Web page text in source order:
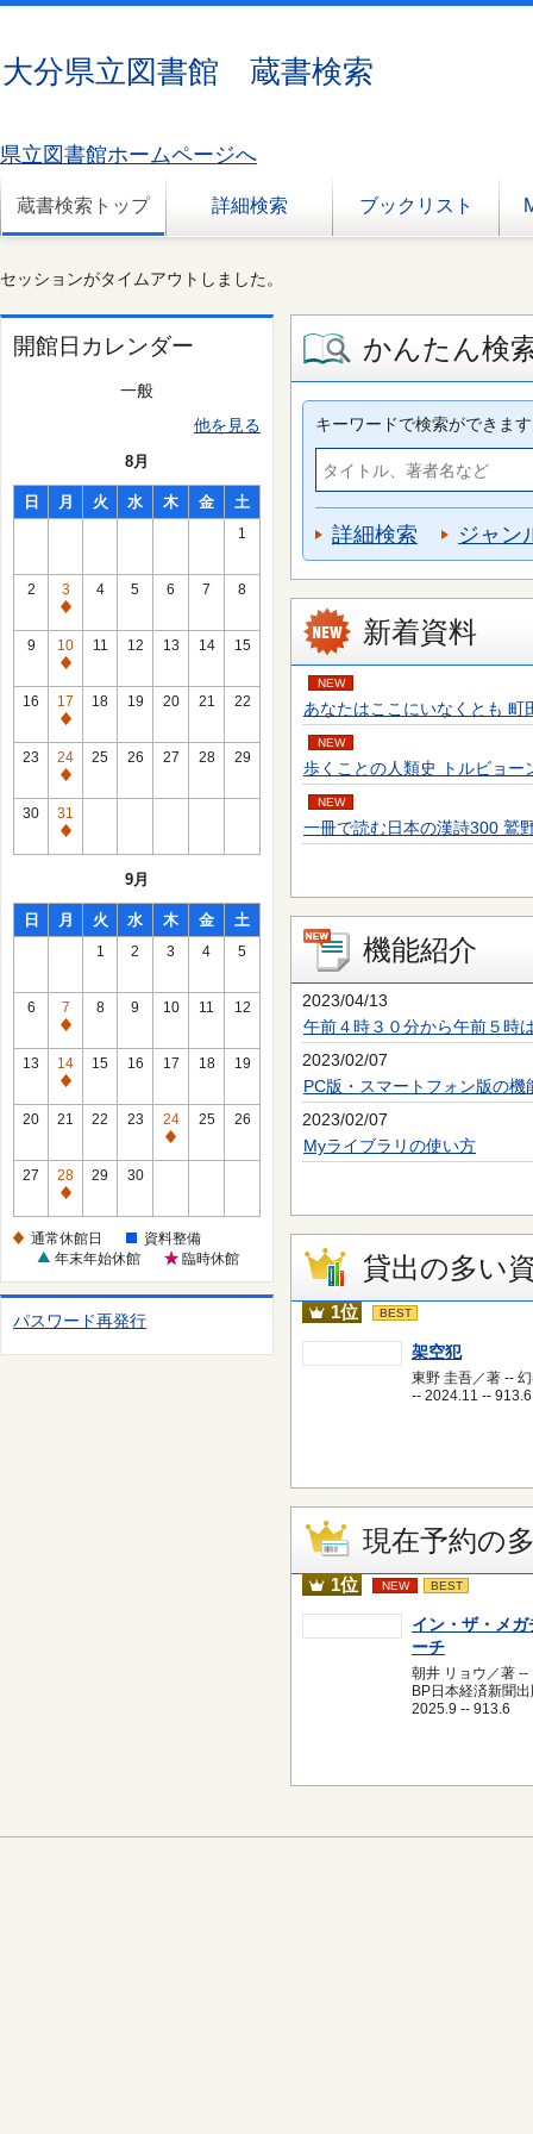
大分県立図書館 蔵書検索
県立図書館ホームページへ
蔵書検索トップ 詳細検索 ブックリスト
セッションがタイムアウトしました。
開館日カレンダー
一般
他を見る
8月
日 月 火 水 木 金 土
1
2
3
通
常
休
館
日
4 5 6 7 8
9
10
通
常
休
館
日
11 12 13 14 15
16
17
通
常
休
館
日
18 19 20 21 22
23
24
通
常
休
館
25 26 27 28 29
30
31
通
館
日
9月
日 月 火 水 木 金 土
1 2 3 4 5
6
7
通
常
休
館
8 9 10 11 12
13
14
通
常
館
日
15 16 17 18 19
20 21 22 23
24
通
館
日
25 26
27
28
通
休
日
29 30
通常休館日
資料整備
年末年始休館
臨時休館
パスワード再発行
かんたん検
キーワードで検索ができます
詳細検索 ジャン
新着資料
NEW
あなたはここにいなくとも
NEW
歩くことの人類史 トルビョ
NEW
一冊で読む日本の漢詩300 鷲
機能紹介
2023/04/13
午前４時３０分から午前５時
2023/02/07
PC版・スマートフォン版の機
2023/02/07
Myライブラリの使い方
貸出の多い
1位 BEST
架空犯
東野 圭吾／著 --
-- 2024.11 -- 913.6
現在予約の
1位 NEW BEST
イン・ザ・メガ
ーチ
朝井 リョウ／著 --
BP日本経済新聞
2025.9 -- 913.6